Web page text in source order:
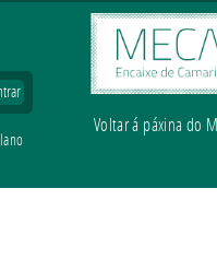
Voltar á páxina do